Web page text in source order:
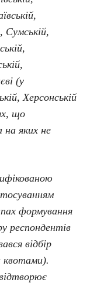
Сумській,
(у
Херсонській
що
яких не
формування
респондентів
відбір
квотами).